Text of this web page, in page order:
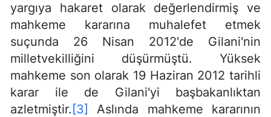
yargıya hakaret olarak değerlendirmiş ve
mahkeme kararına muhalefet etmek
suçunda 26 Nisan 2012'de Gilani'nin
milletvekilliğini düşürmüştü. Yüksek
mahkeme son olarak 19 Haziran 2012 tarihli
karar ile de Gilani'yi başbakanlıktan
azletmiştir. [3]
Aslında mahkeme kararının